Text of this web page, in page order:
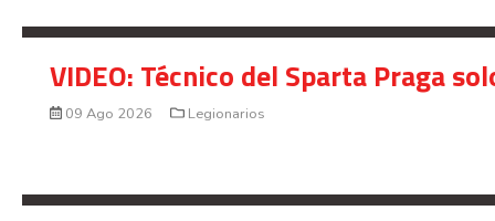
VIDEO: Técnico del Sparta Praga
09 Ago 2026 Legionarios